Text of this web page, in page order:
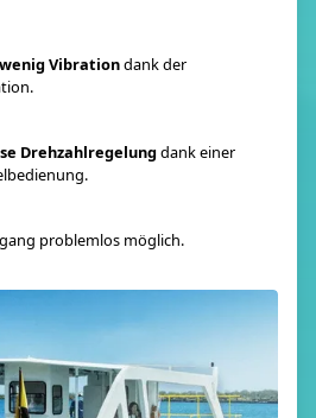
Vibrationdank der
Drehzahlregelungdank einer
problemlos möglich.